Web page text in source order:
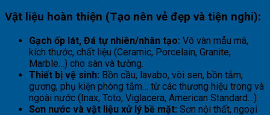
Vật liệu hoàn thiện (Tạo nên vẻ đẹp và tiện nghi):
Gạch ốp lát, Đá tự nhiên/nhân tạo: Vô vàn mẫu mã,
kích thước, chất liệu (Ceramic, Porcelain, Granite,
Marble…) cho sàn và tường.
Thiết bị vệ sinh: Bồn cầu, lavabo, vòi sen, bồn tắm,
gương, phụ kiện phòng tắm… từ các thương hiệu trong và
ngoài nước (Inax, Toto, Viglacera, American Standard…).
Sơn nước và vật liệu xử lý bề mặt: Sơn nội thất, ngoại